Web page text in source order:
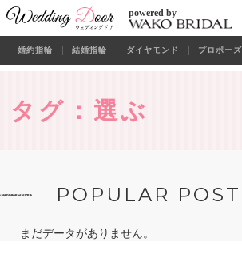
powered by
婚約指輪 結婚指輪 ダイヤモンド プロポーズ
タグ：選ぶ
POPULAR POST
まだデータがありません。